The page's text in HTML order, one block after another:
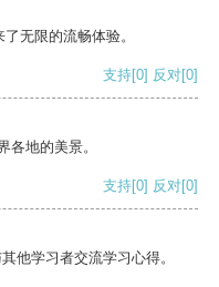
无限的流畅体验。
支持[0] 反对[0]
各地的美景。
支持[0] 反对[0]
他学习者交流学习心得。